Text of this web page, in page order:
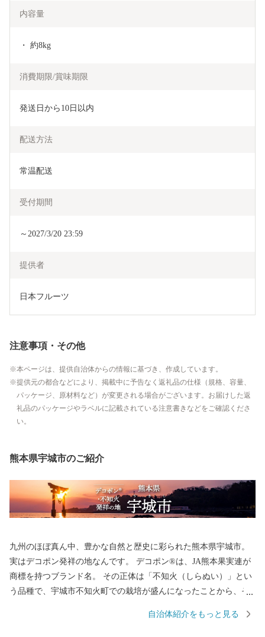
内容量
・ 約8kg
消費期限/賞味期限
発送日から10日以内
配送方法
常温配送
受付期間
～2027/3/20 23:59
提供者
日本フルーツ
注意事項・その他
本ページは、提供自治体からの情報に基づき、作成しています。
提供元の都合などにより、掲載中に予告なく返礼品の仕様（規格、容量、
パッケージ、原材料など）が変更される場合がございます。お届けした返
礼品のパッケージやラベルに記載されている注意書きなどをご確認くださ
い。
熊本県宇城市のご紹介
九州のほぼ真ん中、豊かな自然と歴史に彩られた熊本県宇城市。
実はデコポン発祥の地なんです。 デコポン®は、JA熊本果実連が
商標を持つブランド名。 その正体は「不知火（しらぬい）」とい
う品種で、宇城市不知火町での栽培が盛んになったことから、そ
軽に食べられる手頃さから、地元でも全国でも大人気。まさに“柑
自治体紹介をもっと見る